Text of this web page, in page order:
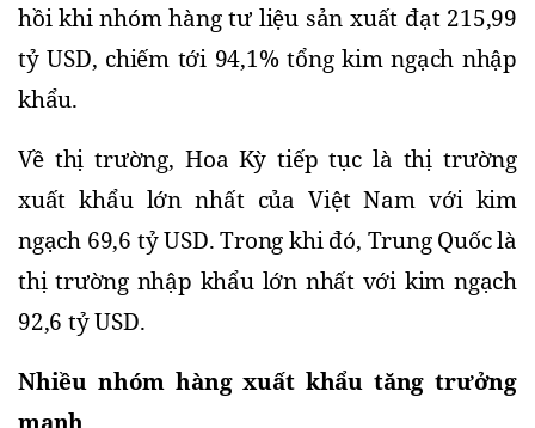
hồi khi nhóm hàng tư liệu sản xuất đạt 215,99
tỷ USD, chiếm tới 94,1% tổng kim ngạch nhập
khẩu.
Về thị trường, Hoa Kỳ tiếp tục là thị trường
xuất khẩu lớn nhất của Việt Nam với kim
ngạch 69,6 tỷ USD. Trong khi đó, Trung Quốc là
thị trường nhập khẩu lớn nhất với kim ngạch
92,6 tỷ USD.
Nhiều nhóm hàng xuất khẩu tăng trưởng
mạnh